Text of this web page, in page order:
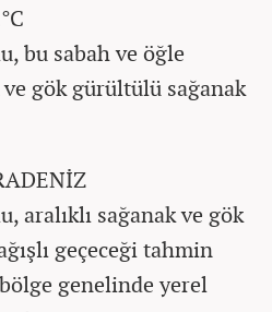
bu sabah ve öğle
gök gürültülü sağanak
aralıklı sağanak ve gök
geçeceği tahmin
genelinde yerel